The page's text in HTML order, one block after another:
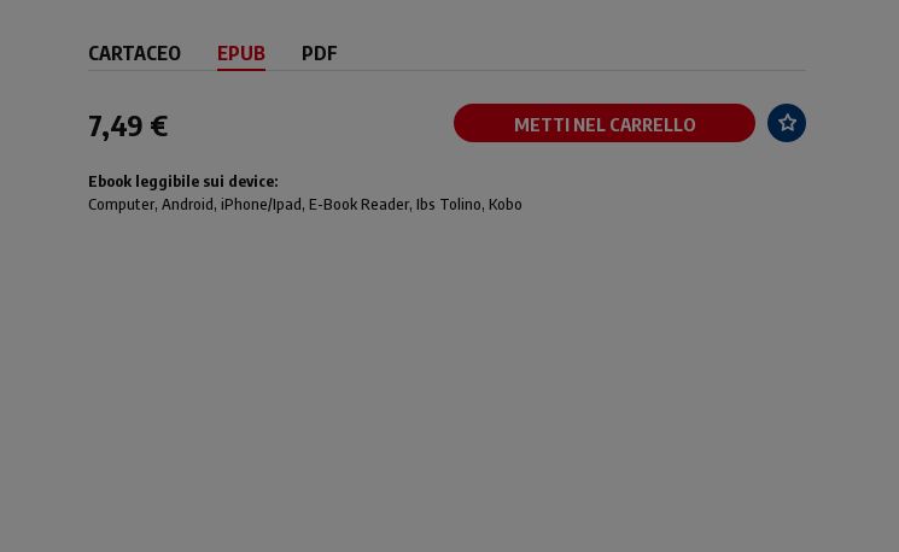
CARTACEO EPUB PDF
7,49 € METTI NEL CARRELLO
Ebook leggibile sui device:
Computer, Android, iPhone/Ipad, E-Book Reader, Ibs Tolino, Kobo